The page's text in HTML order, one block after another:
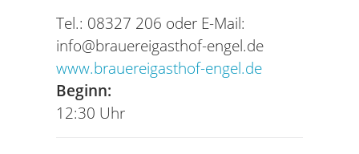
Tel.: 08327 206 oder E-Mail:
info@brauereigasthof-engel.de
www.brauereigasthof-engel.de
Beginn:
12:30 Uhr